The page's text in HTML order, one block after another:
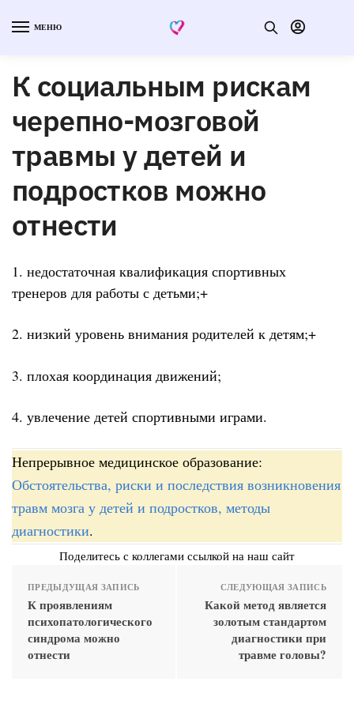
МЕНЮ
К социальным рискам
черепно-мозговой
травмы у детей и
подростков можно
отнести
1. недостаточная квалификация спортивных
тренеров для работы с детьми;+
2. низкий уровень внимания родителей к детям;+
3. плохая координация движений;
4. увлечение детей спортивными играми.
Непрерывное медицинское образование:
Обстоятельства, риски и последствия возникновения
травм мозга у детей и подростков, методы
диагностики.
Поделитесь с коллегами ссылкой на наш сайт
ПРЕДЫДУЩАЯ ЗАПИСЬ
К проявлениям
психопатологического
синдрома можно
отнести
СЛЕДУЮЩАЯ ЗАПИСЬ
Какой метод является
золотым стандартом
диагностики при
травме головы?